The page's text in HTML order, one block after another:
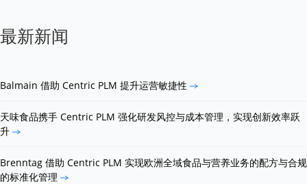
最新新闻
Balmain 借助 Centric PLM 提升运营敏捷性
天味食品携手 Centric PLM 强化研发风控与成本管理，实现创新效率跃
升
Brenntag 借助 Centric PLM 实现欧洲全域食品与营养业务的配方与合规
的标准化管理